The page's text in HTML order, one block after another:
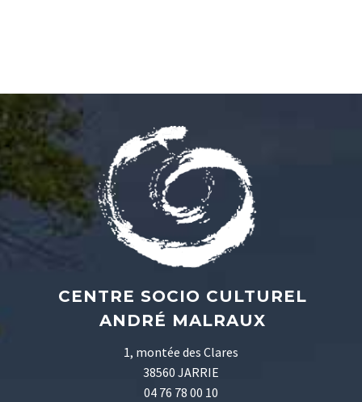
CENTRE SOCIO CULTUREL
ANDRÉ MALRAUX
1, montée des Clares
38560 JARRIE
04 76 78 00 10